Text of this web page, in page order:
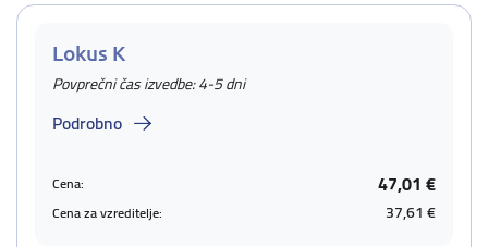
Lokus K
Povprečni čas izvedbe: 4-5 dni
Podrobno
Cena: 47,01 €
Cena za vzreditelje: 37,61 €